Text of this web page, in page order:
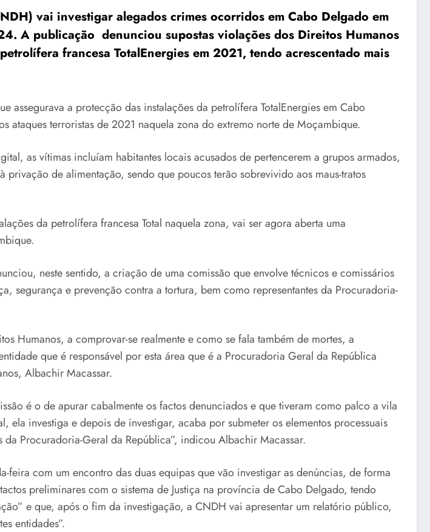
vai investigar alegados crimes ocorridos em Cabo Delgado em
A publicação denunciou supostas violações dos Direitos Humanos
francesa TotalEnergies em 2021, tendo acrescentado mais
assegurava a protecção das instalações da petrolífera TotalEnergies em Cabo
terroristas de 2021 naquela zona do extremo norte de Moçambique.
as vítimas incluíam habitantes locais acusados de pertencerem a grupos armados,
de alimentação, sendo que poucos terão sobrevivido aos maus-tratos
da petrolífera francesa Total naquela zona, vai ser agora aberta uma
neste sentido, a criação de uma comissão que envolve técnicos e comissários
segurança e prevenção contra a tortura, bem como representantes da Procuradoria-
Humanos, a comprovar-se realmente e como se fala também de mortes, a
que é responsável por esta área que é a Procuradoria Geral da República
Albachir Macassar.
é o de apurar cabalmente os factos denunciados e que tiveram como palco a vila
investiga e depois de investigar, acaba por submeter os elementos processuais
Procuradoria-Geral da República”, indicou Albachir Macassar.
com um encontro das duas equipas que vão investigar as denúncias, de forma
preliminares com o sistema de Justiça na província de Cabo Delgado, tendo
e que, após o fim da investigação, a CNDH vai apresentar um relatório público,
entidades”.